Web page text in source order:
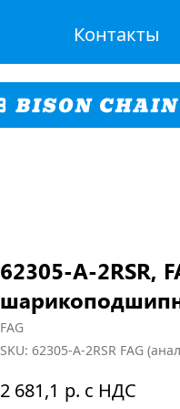
Контакты
62305-A-2RSR,
FAG
SKU: 62305-A-2RSR FAG
2 681,1 р. с НДС